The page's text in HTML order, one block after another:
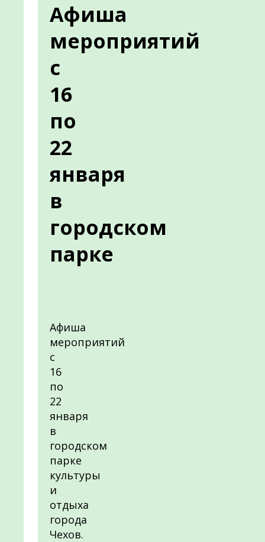
Афиша
мероприятий
с
16
по
22
января
в
городском
парке
Афиша
мероприятий
с
16
по
22
января
в
городском
парке
культуры
и
отдыха
города
Чехов.